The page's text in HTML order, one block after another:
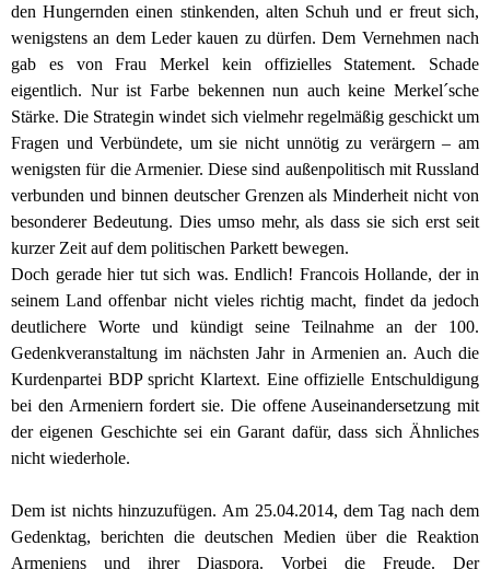
den Hungernden einen stinkenden, alten Schuh und er freut sich,
wenigstens an dem Leder kauen zu dürfen.Dem Vernehmen nach
gab es von Frau Merkel kein offizielles Statement. Schade
eigentlich. Nur ist Farbe bekennen nun auch keine Merkel´sche
Stärke. Die Strategin windet sich vielmehr regelmäßig geschickt um
Fragen und Verbündete, um sie nicht unnötig zu verärgern – am
wenigsten für die Armenier. Diese sind außenpolitisch mit Russland
verbunden und binnen deutscher Grenzen als Minderheit nicht von
besonderer Bedeutung. Dies umso mehr, als dass sie sich erst seit
kurzer Zeit auf dem politischen Parkett bewegen.
Doch gerade hier tut sich was. Endlich! Francois Hollande, der in
seinem Land offenbar nicht vieles richtig macht, findet da jedoch
deutlichere Worte und kündigt seine Teilnahme an der 100.
Gedenkveranstaltung im nächsten Jahr in Armenien an. Auch die
Kurdenpartei BDP spricht Klartext. Eine offizielle Entschuldigung
bei den Armeniern fordert sie. Die offene Auseinandersetzung mit
der eigenen Geschichte sei ein Garant dafür, dass sich Ähnliches
nicht wiederhole.
Dem ist nichts hinzuzufügen. Am 25.04.2014, dem Tag nach dem
Gedenktag, berichten die deutschen Medien über die Reaktion
Armeniens und ihrer Diaspora. Vorbei die Freude. Der